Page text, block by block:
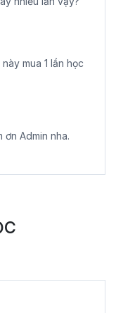
mua 1 lần học
ơn Admin nha.